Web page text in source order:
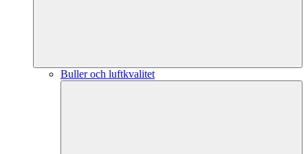
Buller och luftkvalitet